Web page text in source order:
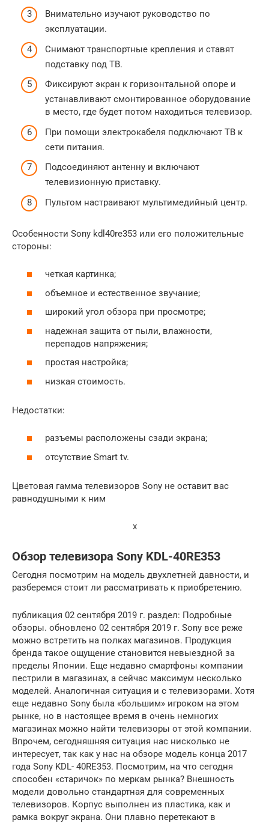
Внимательно изучают руководство по
эксплуатации.
Снимают транспортные крепления и ставят
подставку под ТВ.
Фиксируют экран к горизонтальной опоре и
устанавливают смонтированное оборудование
в место, где будет потом находиться телевизор.
При помощи электрокабеля подключают ТВ к
сети питания.
Подсоединяют антенну и включают
телевизионную приставку.
Пультом настраивают мультимедийный центр.
Особенности Sony kdl40re353 или его положительные
стороны:
четкая картинка;
объемное и естественное звучание;
широкий угол обзора при просмотре;
надежная защита от пыли, влажности,
перепадов напряжения;
простая настройка;
низкая стоимость.
Недостатки:
разъемы расположены сзади экрана;
отсутствие Smart tv.
Цветовая гамма телевизоров Sony не оставит вас
равнодушными к ним
x
Обзор телевизора Sony KDL-40RE353
Сегодня посмотрим на модель двухлетней давности, и
разберемся стоит ли рассматривать к приобретению.
публикация 02 сентября 2019 г. раздел: Подробные
обзоры. обновлено 02 сентября 2019 г. Sony все реже
можно встретить на полках магазинов. Продукция
бренда такое ощущение становится невыездной за
пределы Японии. Еще недавно смартфоны компании
пестрили в магазинах, а сейчас максимум несколько
моделей. Аналогичная ситуация и с телевизорами. Хотя
еще недавно Sony была «большим» игроком на этом
рынке, но в настоящее время в очень немногих
магазинах можно найти телевизоры от этой компании.
Впрочем, сегодняшняя ситуация нас нисколько не
интересует, так как у нас на обзоре модель конца 2017
года Sony KDL- 40RE353. Посмотрим, на что сегодня
способен «старичок» по меркам рынка? Внешность
модели довольно стандартная для современных
телевизоров. Корпус выполнен из пластика, как и
рамка вокруг экрана. Они плавно перетекают в